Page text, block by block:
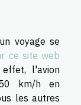
voyage se
ce site web
l'avion
km/h en
les autres